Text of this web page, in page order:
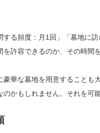
する頻度：月1回」「墓地に
を許容できるのか、その時間
豪華な墓地を用意することも
のかもしれません。それを可